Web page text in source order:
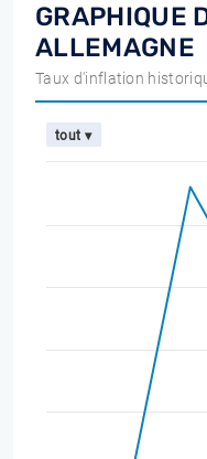
GRAPHIQUE
ALLEMAGNE
Taux d'inflation
tout ▾